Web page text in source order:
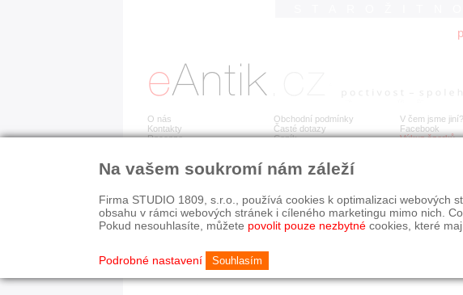
O nás
Kontakty
Recenze
Obchodní podmínky
Časté dotazy
Ceník
V čem jsme jiní?
Facebook
Výkup šperků
Detail položky č. 183 450 Stříbrný prsten s
Na vašem soukromí nám záleží
Firma STUDIO 1809, s.r.o., používá cookies k optimalizaci
obsahu v rámci webových stránek i cíleného marketingu mimo nich.
Pokud nesouhlasíte, můžete povolit pouze nezbytné cookies, které
Podrobné nastavení Souhlasím